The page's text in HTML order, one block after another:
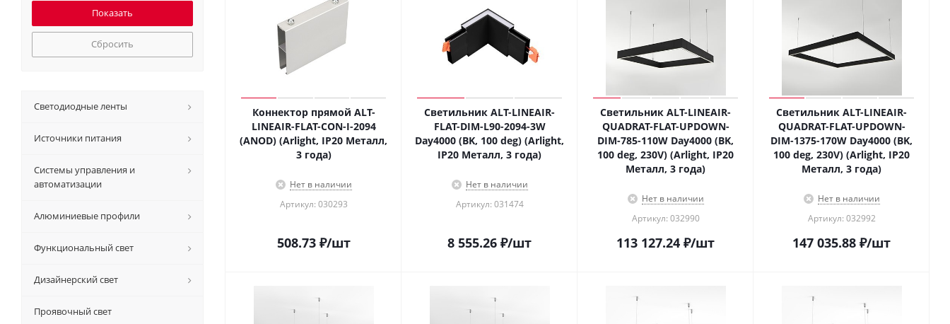
Коннектор прямой ALT-
LINEAIR-FLAT-CON-I-2094
(ANOD) (Arlight, IP20 Металл,
3 года)
Нет в наличии
Артикул: 030293
508.73₽/шт
Светильник ALT-LINEAIR-
FLAT-DIM-L90-2094-3W
Day4000 (BK, 100 deg) (Arlight,
IP20 Металл, 3 года)
Нет в наличии
Артикул: 031474
8 555.26 ₽/шт
Светильник ALT-LINEAIR-
QUADRAT-FLAT-UPDOWN-
DIM-785-110W Day4000 (BK,
100 deg, 230V) (Arlight, IP20
Металл, 3 года)
Нет в наличии
Артикул: 032990
113 127.24 ₽/шт
Светильник ALT-LINEAIR-
QUADRAT-FLAT-UPDOWN-
DIM-1375-170W Day4000 (BK,
100 deg, 230V) (Arlight, IP20
Металл, 3 года)
Нет в наличии
Артикул: 032992
147 035.88 ₽/шт
Сбросить
Светодиодные ленты
Источники питания
Системы управления и
автоматизации
Алюминиевые профили
Функциональный свет
Дизайнерский свет
Проявочный свет